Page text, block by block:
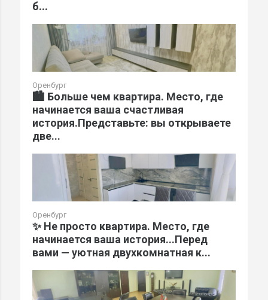
б...
Оренбург
🏙️ Больше чем квартира. Место, где
начинается ваша счастливая
история.Представьте: вы открываете
две...
Оренбург
✨ Не просто квартира. Место, где
начинается ваша история...Перед
вами — уютная двухкомнатная к...